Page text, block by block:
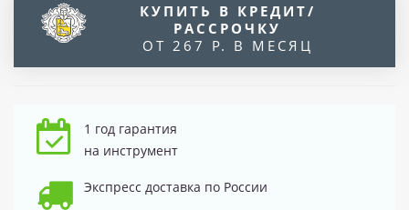
КУПИТЬ В КРЕДИТ/
РАССРОЧКУ
ОТ 267 Р. В МЕСЯЦ
1 год гарантия
на инструмент
Экспресс доставка по России